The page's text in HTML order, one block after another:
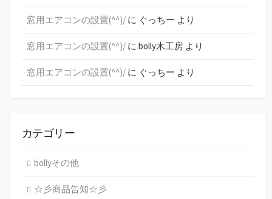
窓用エアコンの設置(^^)/ に ぐっちー より
窓用エアコンの設置(^^)/ に bolly木工房 より
窓用エアコンの設置(^^)/ に ぐっちー より
カテゴリー
bollyその他
☆彡商品告知☆彡